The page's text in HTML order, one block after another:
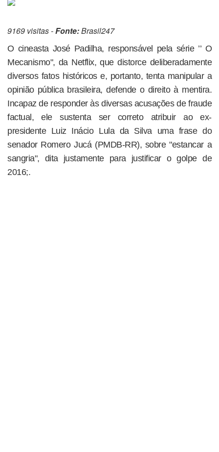
9169 visitas -Fonte:Brasil247
O cineasta José Padilha, responsável pela série ’’ O
Mecanismo", da Netflix, que distorce deliberadamente
diversos fatos históricos e, portanto, tenta manipular a
opinião pública brasileira, defende o direito à mentira.
Incapaz de responder às diversas acusações de fraude
factual, ele sustenta ser correto atribuir ao ex-
presidente Luiz Inácio Lula da Silva uma frase do
senador Romero Jucá (PMDB-RR), sobre "estancar a
sangria", dita justamente para justificar o golpe de
2016;.